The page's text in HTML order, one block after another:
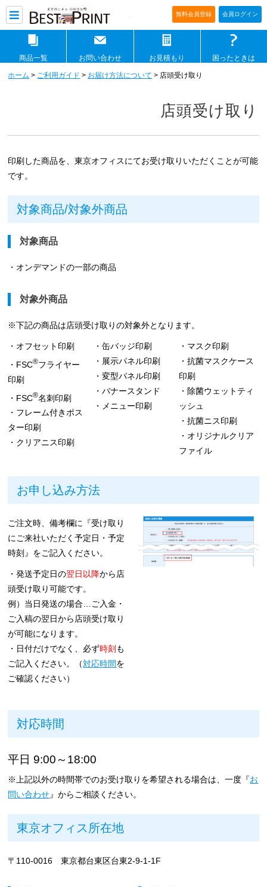
印刷通販ベストプリントベストプリ
無料会員登録 会員ログイン
商品一覧 お問い合わせ お見積もり 困ったときは
ホーム > ご利用ガイド > お届け方法について > 店頭受け取り
店頭受け取り
印刷した商品を、東京オフィスにてお受け取りいただくことが可能
です。
対象商品/対象外商品
対象商品
・オンデマンドの一部の商品
対象外商品
※下記の商品は店頭受け取りの対象外となります。
・オフセット印刷
・FSC®フライヤー
印刷
・FSC®名刺印刷
・フレーム付きポス
ター印刷
・クリアニス印刷
・缶バッジ印刷
・展示パネル印刷
・変型パネル印刷
・バナースタンド
・メニュー印刷
・マスク印刷
・抗菌マスクケース
印刷
・除菌ウェットティ
ッシュ
・抗菌ニス印刷
・オリジナルクリア
ファイル
お申し込み方法
ご注文時、備考欄に『受け取り
にご来社いただく予定日・予定
時刻』をご記入ください。
・発送予定日の翌日以降から店
頭受け取り可能です。
例）当日発送の場合…ご入金・
ご入稿の翌日から店頭受け取り
が可能になります。
・日付だけでなく、必ず時刻 も
ご記入ください。（対応時間を
ご確認ください）
対応時間
平日 9:00～18:00
※上記以外の時間帯でのお受け取りを希望される場合は、一度『お
問い合わせ』からご相談ください。
東京オフィス所在地
〒110-0016 東京都台東区台東2-9-1-1F